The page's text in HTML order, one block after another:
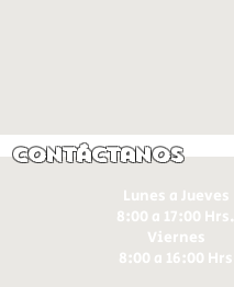
Contáctanos
Lunes a Jueves
8:00 a 17:00 Hrs.
Viernes
8:00 a 16:00 Hrs​